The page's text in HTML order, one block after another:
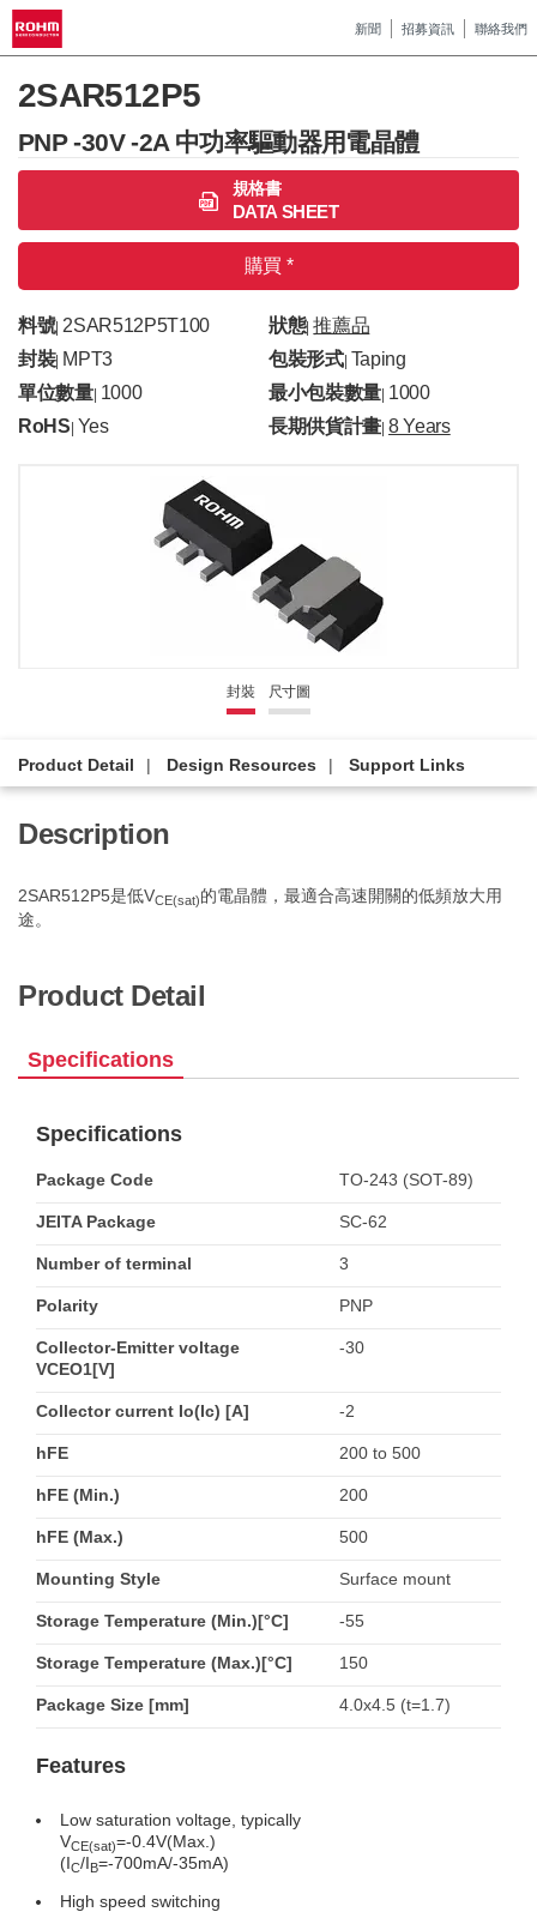
新聞 招募資訊 聯絡我們
2SAR512P5
PNP -30V -2A 中功率驅動器用電晶體
規格書
DATA SHEET
購買 *
料號|2SAR512P5T100 狀態|推薦品
封裝| MPT3 包裝形式| Taping
單位數量| 1000 最小包裝數量 1000
RoHS Yes 長期供貨計畫 |8 Years
封裝 尺寸圖
Product Detail Design Resources Support Links
Description
2SAR512P5是低VCE(sat)的電晶體，最適合高速開關的低頻放大用
途。
Product Detail
Specifications
Specifications
Package Code TO-243 (SOT-89)
JEITA Package SC-62
Number of terminal 3
Polarity PNP
Collector-Emitter voltage
VCEO1[V]
-30
Collector current Io(Ic) [A] -2
hFE 200 to 500
hFE (Min.) 200
hFE (Max.) 500
Mounting Style Surface mount
Storage Temperature (Min.)[°C] -55
Storage Temperature (Max.)[°C] 150
Package Size [mm] 4.0x4.5 (t=1.7)
Features
Low saturation voltage, typically
VCE(sat)=-0.4V(Max.)
(IC/IB=-700mA/-35mA)
High speed switching